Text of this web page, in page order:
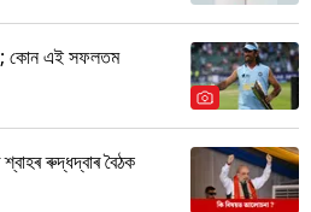
কোন এই সফলতম
ৰুদ্ধদ্বাৰ বৈঠক